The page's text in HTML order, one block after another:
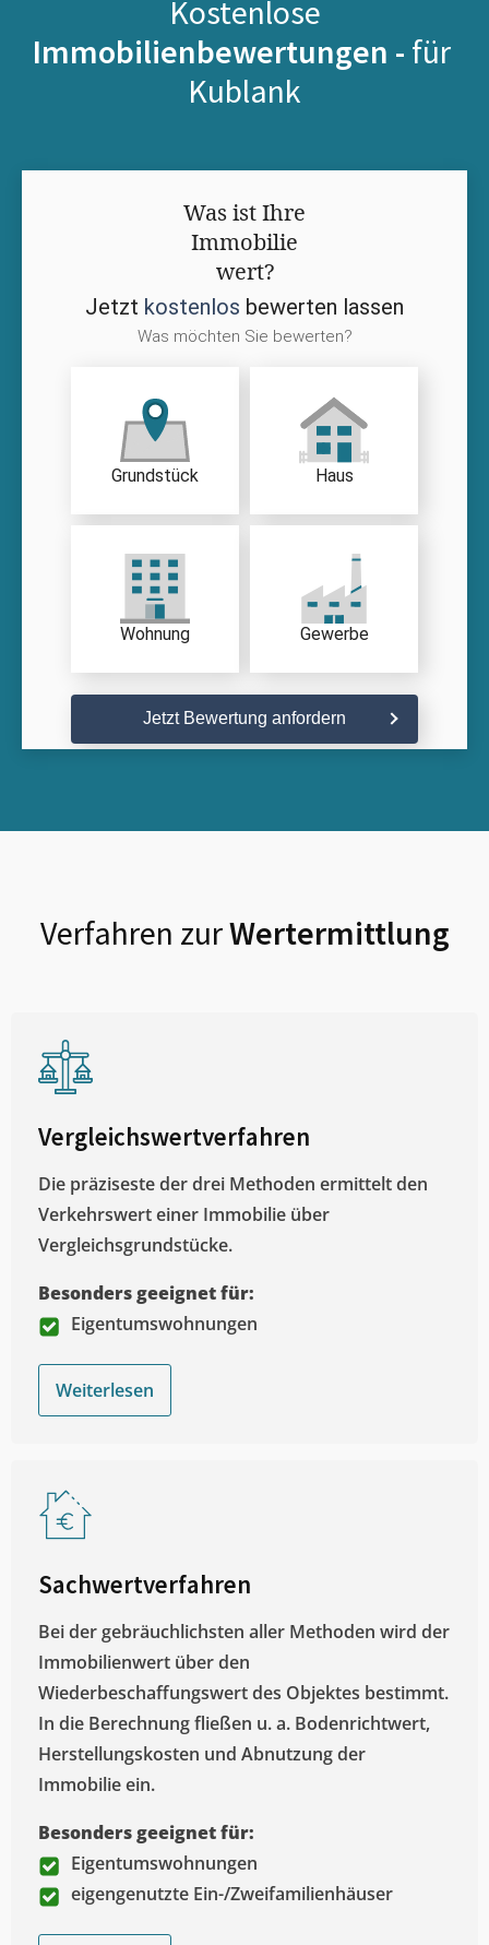
Kostenlose
Immobilienbewertungen - für
Kublank
Was ist Ihre
Immobilie
wert?
Jetzt kostenlos bewerten lassen
Was möchten Sie bewerten?
Grundstück Haus
Wohnung Gewerbe
Jetzt Bewertung anfordern
Verfahren zurWertermittlung
Vergleichswertverfahren
Die präziseste der drei Methoden ermittelt den
Verkehrswert einer Immobilie über
Vergleichsgrundstücke.
Besonders geeignet für:
Eigentumswohnungen
Weiterlesen
Sachwertverfahren
Bei der gebräuchlichsten aller Methoden wird der
Immobilienwert über den
Wiederbeschaffungswert des Objektes bestimmt.
In die Berechnung fließen u. a. Bodenrichtwert,
Herstellungskosten und Abnutzung der
Immobilie ein.
Besonders geeignet für:
Eigentumswohnungen
eigengenutzte Ein-/Zweifamilienhäuser